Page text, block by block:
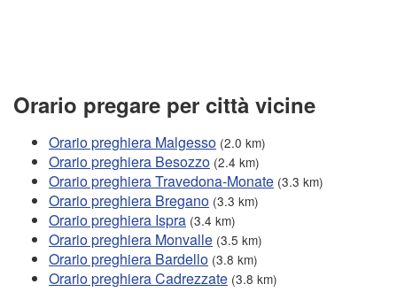
Orario pregare per città vicine
Orario preghiera Malgesso (2.0 km)
Orario preghiera Besozzo (2.4 km)
Orario preghiera Travedona-Monate (3.3 km)
Orario preghiera Bregano (3.3 km)
Orario preghiera Ispra (3.4 km)
Orario preghiera Monvalle (3.5 km)
Orario preghiera Bardello (3.8 km)
Orario preghiera Cadrezzate (3.8 km)